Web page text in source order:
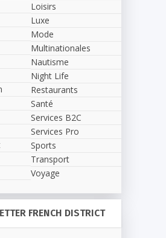
Loisirs
Luxe
Mode
Multinationales
Nautisme
Night Life
Restaurants
Santé
Services B2C
Services Pro
Sports
Transport
Voyage
FRENCH DISTRICT